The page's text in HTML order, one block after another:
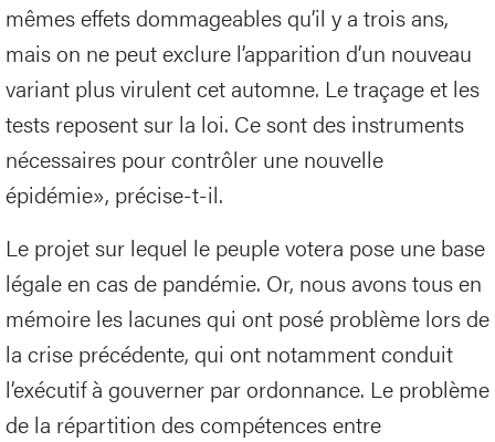
mêmes effets dommageables qu’il y a trois ans,
mais on ne peut exclure l’apparition d’un nouveau
variant plus virulent cet automne. Le traçage et les
tests reposent sur la loi. Ce sont des instruments
nécessaires pour contrôler une nouvelle
épidémie», précise-t-il.
Le projet sur lequel le peuple votera pose une base
légale en cas de pandémie. Or, nous avons tous en
mémoire les lacunes qui ont posé problème lors de
la crise précédente, qui ont notamment conduit
l’exécutif à gouverner par ordonnance. Le problème
de la répartition des compétences entre